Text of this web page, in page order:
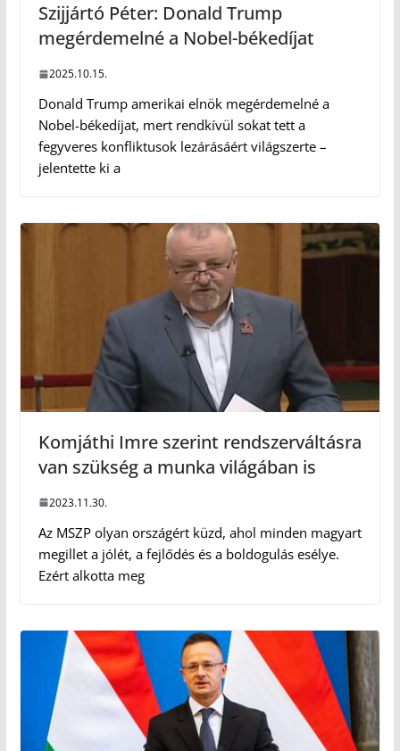
Szijjártó Péter: Donald Trump
megérdemelné a Nobel-békedíjat
2025.10.15.
Donald Trump amerikai elnök megérdemelné a
Nobel-békedíjat, mert rendkívül sokat tett a
fegyveres konfliktusok lezárásáért világszerte –
jelentette ki a
Komjáthi Imre szerint rendszerváltásra
van szükség a munka világában is
2023.11.30.
Az MSZP olyan országért küzd, ahol minden magyart
megillet a jólét, a fejlődés és a boldogulás esélye.
Ezért alkotta meg